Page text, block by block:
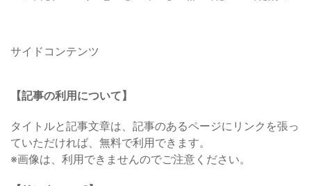
サイドコンテンツ
【記事の利用について】
タイトルと記事文章は、記事のあるページにリンクを張っ
ていただければ、無料で利用できます。
※画像は、利用できませんのでご注意ください。